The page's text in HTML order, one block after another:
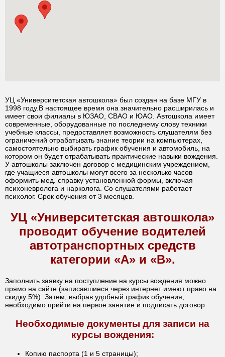
УЦ «Университетская автошкола» был создан на базе МГУ в
1998 году.В настоящее время она значительно расширилась и
имеет свои филиалы в ЮЗАО, СВАО и ЮАО. Автошкола имеет
современные, оборудованные по последнему слову техники
учебные классы, предоставляет возможность слушателям без
ограничений отрабатывать знание теории на компьютерах,
самостоятельно выбирать график обучения и автомобиль, на
котором он будет отрабатывать практические навыки вождения.
У автошколы заключен договор с медицинским учреждением,
где учащиеся автошколы могут всего за несколько часов
оформить мед. справку установленной формы, включая
психоневролога и нарколога. Со слушателями работает
психолог. Срок обучения от 3 месяцев.
УЦ «Университетская автошкола»
проводит обучение водителей
автотранспортных средств
категории «А» и «В».
Заполнить заявку на поступление на курсы вождения можно
прямо на сайте (записавшиеся через интернет имеют право на
скидку 5%). Затем, выбрав удобный график обучения,
необходимо прийти на первое занятие и подписать договор.
Необходимые документы для записи на
курсы вождения:
Копию паспорта (1 и 5 страницы);